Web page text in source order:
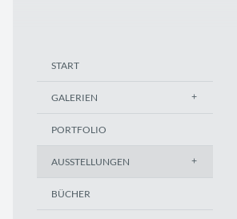
START
GALERIEN
PORTFOLIO
AUSSTELLUNGEN
BÜCHER